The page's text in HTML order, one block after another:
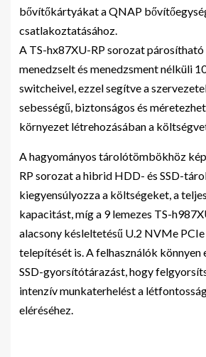
bővítőkártyákat a QNAP
csatlakoztatásához.
A TS-hx87XU-RP sorozat
menedzselt és menedzsment nélküli
switcheivel, ezzel segítve a
sebességű, biztonságos és
környezet létrehozásában a
A hagyományos tárolótömbökhöz
RP sorozat a hibrid HDD- és SSD-
kiegyensúlyozza a költségeket, a
kapacitást, míg a 9 lemezes TS-
alacsony késleltetésű U.2 NVMe PCIe
telepítését is. A felhasználók könnyen
SSD-gyorsítótárazást, hogy
intenzív munkaterhelést a
eléréséhez.